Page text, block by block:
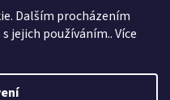
Dalším procházením
jejich používáním.. Více
Mazáň
práva vyhrazena.